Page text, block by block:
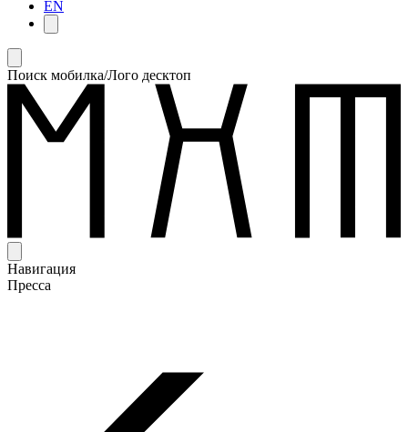
EN
Поиск мобилка/Лого десктоп
Навигация
Пресса